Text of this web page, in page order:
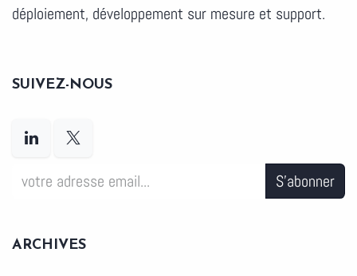
déploiement, développement sur mesure et support.
SUIVEZ-NOUS
S'abonner
ARCHIVES